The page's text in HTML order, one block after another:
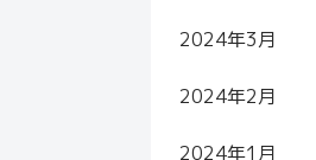
2024年3月
2024年2月
2024年1月